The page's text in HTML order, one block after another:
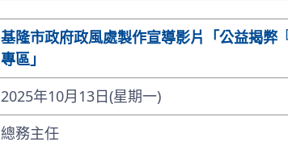
基隆市政府政風處製作宣導影片「公益揭弊
專區」
2025年10月13日(星期一)
總務主任